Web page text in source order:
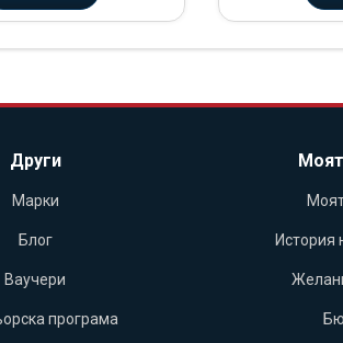
Други
Марки
Блог
Ваучери
програма
История